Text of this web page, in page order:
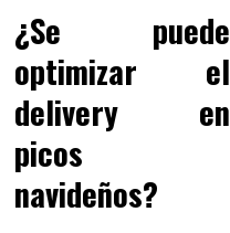
¿Se puede
optimizar el
delivery en
picos
navideños?